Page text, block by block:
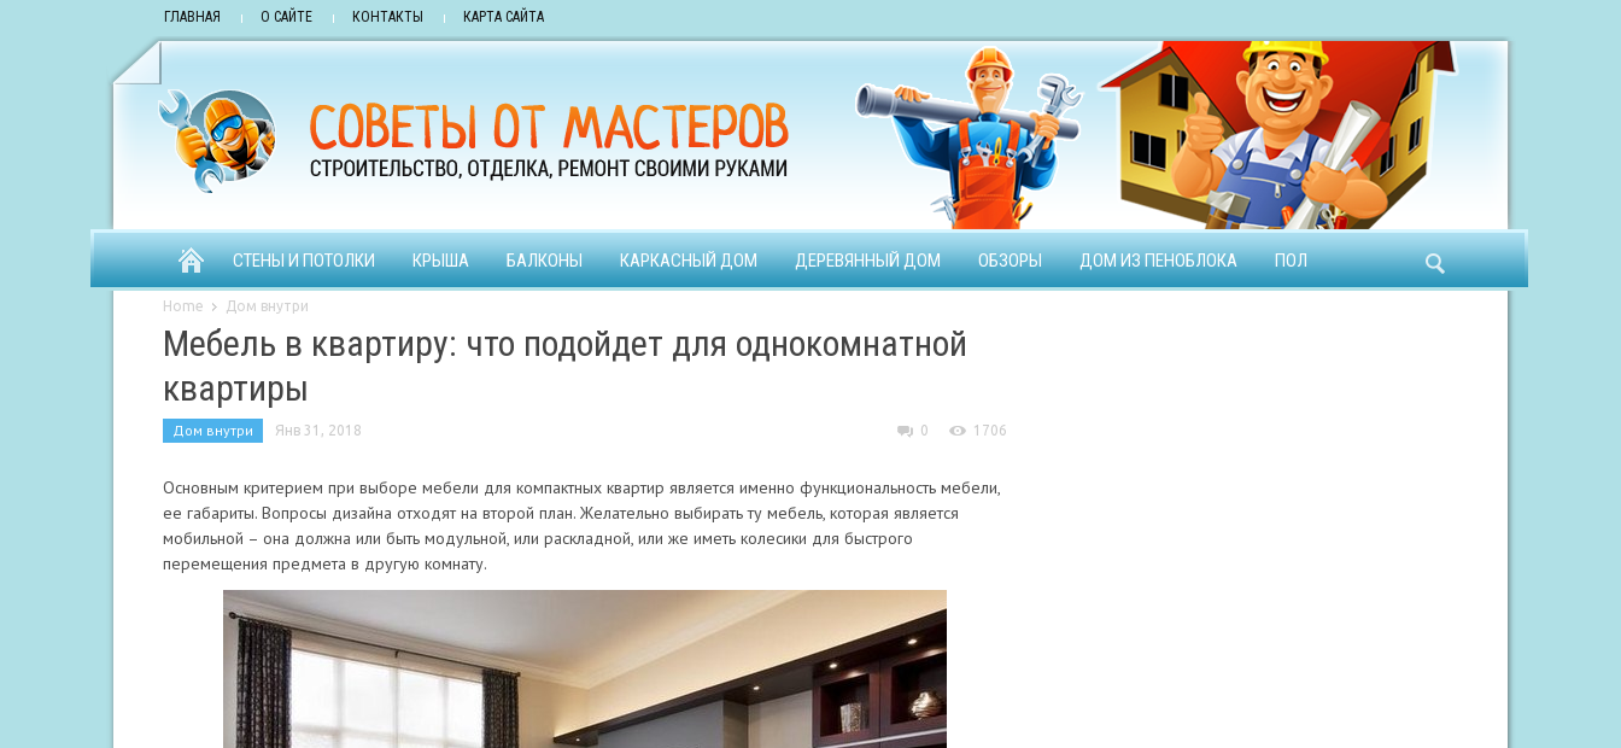
ГЛАВНАЯ О САЙТЕ КОНТАКТЫ КАРТА САЙТА
СТЕНЫ И ПОТОЛКИ КРЫША БАЛКОНЫ КАРКАСНЫЙ ДОМ ДЕРЕВЯННЫЙ ДОМ ОБЗОРЫ ДОМ ИЗ ПЕНОБЛОКА ПОЛ
Home Дом внутри
Мебель в квартиру: что подойдет для однокомнатной
квартиры
Дом внутри Янв 31, 2018 0 1706
Основным критерием при выборе мебели для компактных квартир является именно функциональность мебели,
ее габариты. Вопросы дизайна отходят на второй план. Желательно выбирать ту мебель, которая является
мобильной – она должна или быть модульной, или раскладной, или же иметь колесики для быстрого
перемещения предмета в другую комнату.